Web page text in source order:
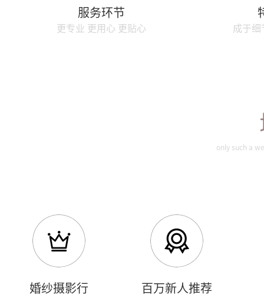
服务环节
更专业 更用心 更贴心 成于
only such a
婚纱摄影行 百万新人推荐